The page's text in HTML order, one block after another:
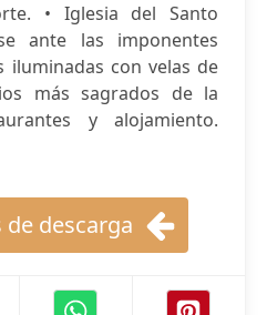
• Iglesia del Santo
ante las imponentes
iluminadas con velas de
más sagrados de la
y alojamiento.
de descarga